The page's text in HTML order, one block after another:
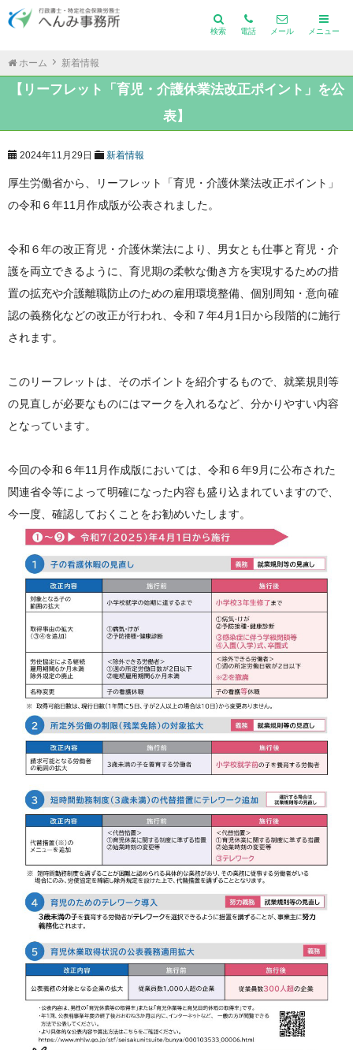
検索 電話 メール メニュー
ホーム 新着情報
【リーフレット「育児・介護休業法改正ポイント」を公
表】
2024年11月29日 新着情報
厚生労働省から、リーフレット「育児・介護休業法改正ポイント」
の令和６年11月作成版が公表されました。
令和６年の改正育児・介護休業法により、男女とも仕事と育児・介
護を両立できるように、育児期の柔軟な働き方を実現するための措
置の拡充や介護離職防止のための雇用環境整備、個別周知・意向確
認の義務化などの改正が行われ、令和７年4月1日から段階的に施行
されます。
このリーフレットは、そのポイントを紹介するもので、就業規則等
の見直しが必要なものにはマークを入れるなど、分かりやすい内容
となっています。
今回の令和６年11月作成版においては、令和６年9月に公布された
関連省令等によって明確になった内容も盛り込まれていますので、
今一度、確認しておくことをお勧めいたします。